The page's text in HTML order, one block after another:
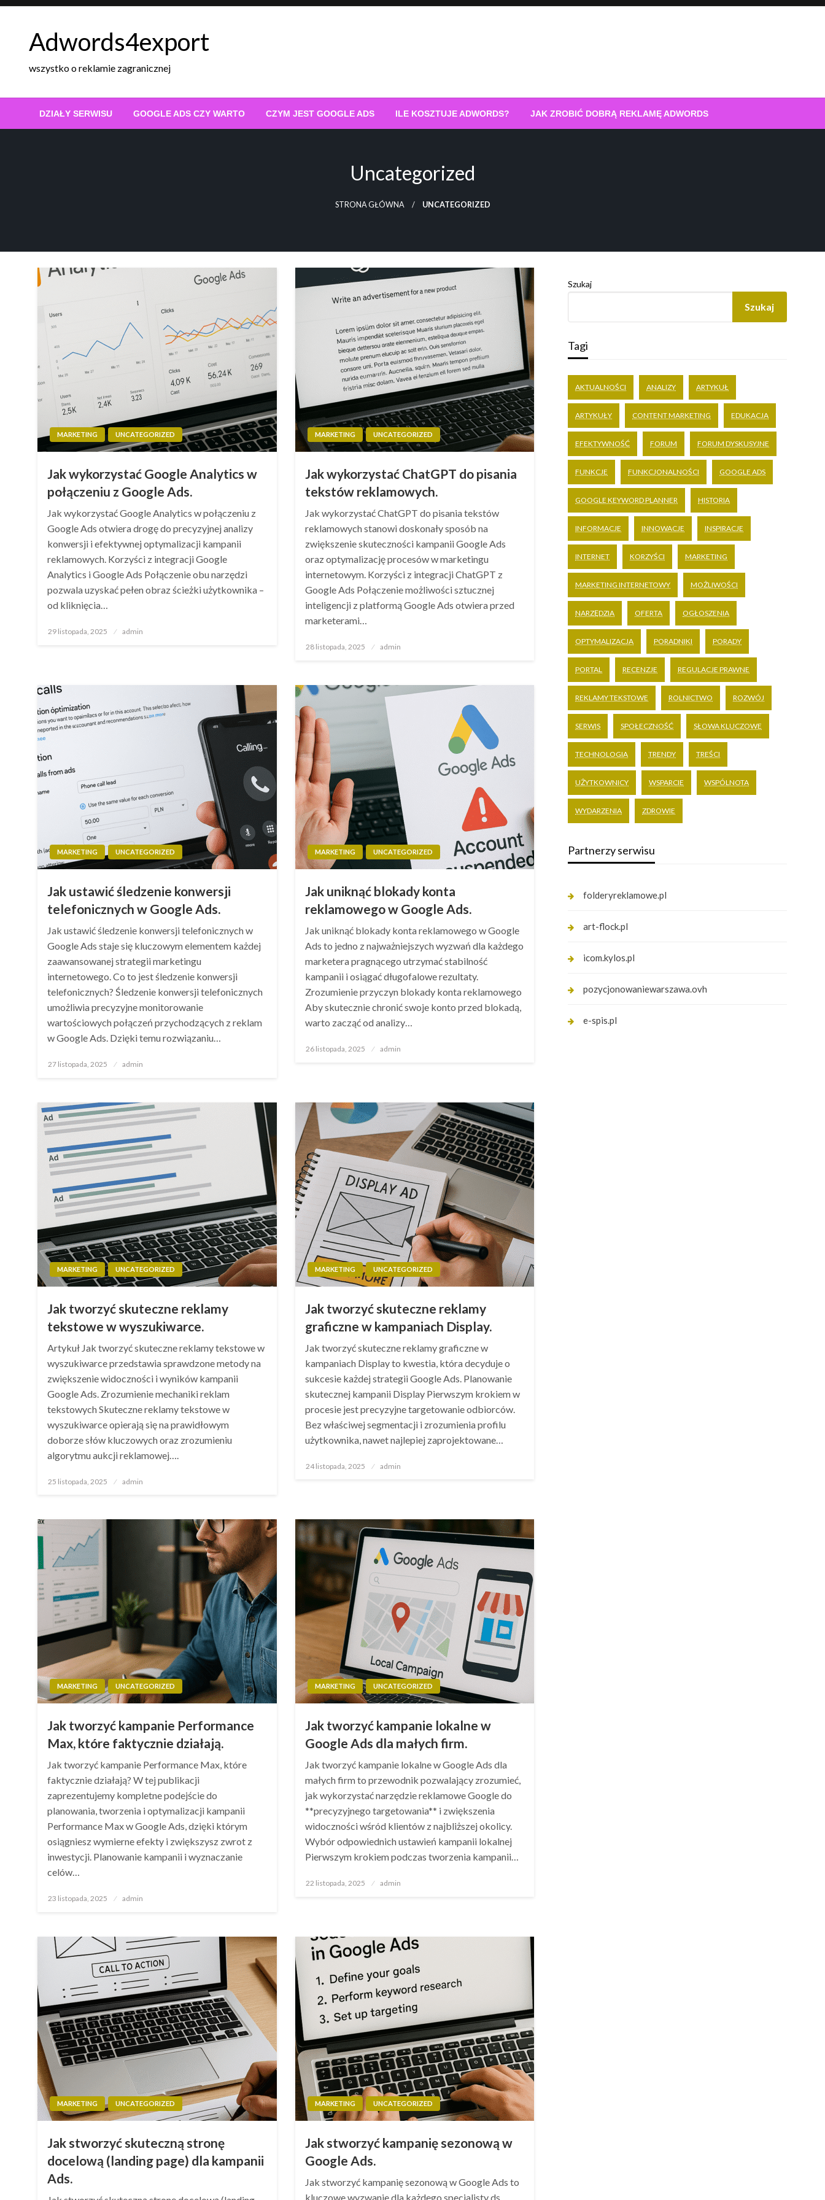
Skip
Adwords4export
wszystko o reklamie zagranicznej
DZIAŁY SERWISU GOOGLE ADS CZY WARTO CZYM JEST GOOGLE ADS ILE KOSZTUJE ADWORDS? JAK ZROBIĆ DOBRĄ REKLAMĘ ADWORDS
Uncategorized
STRONA GŁÓWNA UNCATEGORIZED
MARKETING UNCATEGORIZED
Jak wykorzystać Google Analytics w
połączeniu z Google Ads.
Jak wykorzystać Google Analytics w połączeniu z
Google Ads otwiera drogę do precyzyjnej analizy
konwersji i efektywnej optymalizacji kampanii
reklamowych. Korzyści z integracji Google
Analytics i Google Ads Połączenie obu narzędzi
pozwala uzyskać pełen obraz ścieżki użytkownika –
od kliknięcia…
Opublikowane
29 listopada, 2025 admin
MARKETING UNCATEGORIZED
Jak wykorzystać ChatGPT do pisania
tekstów reklamowych.
Jak wykorzystać ChatGPT do pisania tekstów
reklamowych stanowi doskonały sposób na
zwiększenie skuteczności kampanii Google Ads
oraz optymalizację procesów w marketingu
internetowym. Korzyści z integracji ChatGPT z
Google Ads Połączenie możliwości sztucznej
inteligencji z platformą Google Ads otwiera przed
marketerami…
Opublikowane
28 listopada, 2025 admin
MARKETING UNCATEGORIZED
Jak ustawić śledzenie konwersji
telefonicznych w Google Ads.
Jak ustawić śledzenie konwersji telefonicznych w
Google Ads staje się kluczowym elementem każdej
zaawansowanej strategii marketingu
internetowego. Co to jest śledzenie konwersji
telefonicznych? Śledzenie konwersji telefonicznych
umożliwia precyzyjne monitorowanie
wartościowych połączeń przychodzących z reklam
w Google Ads. Dzięki temu rozwiązaniu…
Opublikowane
27 listopada, 2025 admin
MARKETING UNCATEGORIZED
Jak uniknąć blokady konta
reklamowego w Google Ads.
Jak uniknąć blokady konta reklamowego w Google
Ads to jedno z najważniejszych wyzwań dla każdego
marketera pragnącego utrzymać stabilność
kampanii i osiągać długofalowe rezultaty.
Zrozumienie przyczyn blokady konta reklamowego
Aby skutecznie chronić swoje konto przed blokadą,
warto zacząć od analizy…
Opublikowane
26 listopada, 2025 admin
MARKETING UNCATEGORIZED
Jak tworzyć skuteczne reklamy
tekstowe w wyszukiwarce.
Artykuł Jak tworzyć skuteczne reklamy tekstowe w
wyszukiwarce przedstawia sprawdzone metody na
zwiększenie widoczności i wyników kampanii
Google Ads. Zrozumienie mechaniki reklam
tekstowych Skuteczne reklamy tekstowe w
wyszukiwarce opierają się na prawidłowym
doborze słów kluczowych oraz zrozumieniu
algorytmu aukcji reklamowej….
Opublikowane
25 listopada, 2025 admin
MARKETING UNCATEGORIZED
Jak tworzyć skuteczne reklamy
graficzne w kampaniach Display.
Jak tworzyć skuteczne reklamy graficzne w
kampaniach Display to kwestia, która decyduje o
sukcesie każdej strategii Google Ads. Planowanie
skutecznej kampanii Display Pierwszym krokiem w
procesie jest precyzyjne targetowanie odbiorców.
Bez właściwej segmentacji i zrozumienia profilu
użytkownika, nawet najlepiej zaprojektowane…
Opublikowane
24 listopada, 2025 admin
MARKETING UNCATEGORIZED
Jak tworzyć kampanie Performance
Max, które faktycznie działają.
Jak tworzyć kampanie Performance Max, które
faktycznie działają? W tej publikacji
zaprezentujemy kompletne podejście do
planowania, tworzenia i optymalizacji kampanii
Performance Max w Google Ads, dzięki którym
osiągniesz wymierne efekty i zwiększysz zwrot z
inwestycji. Planowanie kampanii i wyznaczanie
celów…
Opublikowane
23 listopada, 2025 admin
MARKETING UNCATEGORIZED
Jak tworzyć kampanie lokalne w
Google Ads dla małych firm.
Jak tworzyć kampanie lokalne w Google Ads dla
małych firm to przewodnik pozwalający zrozumieć,
jak wykorzystać narzędzie reklamowe Google do
**precyzyjnego targetowania** i zwiększenia
widoczności wśród klientów z najbliższej okolicy.
Wybór odpowiednich ustawień kampanii lokalnej
Pierwszym krokiem podczas tworzenia kampanii…
Opublikowane
22 listopada, 2025 admin
MARKETING UNCATEGORIZED
Jak stworzyć skuteczną stronę
docelową (landing page) dla kampanii
Ads.
MARKETING UNCATEGORIZED
Jak stworzyć kampanię sezonową w
Google Ads.
Jak stworzyć kampanię sezonową w Google Ads to
kluczowe wyzwanie dla każdego specjalisty ds.
Szukaj
Szukaj
Tagi
AKTUALNOŚCI ANALIZY ARTYKUŁ
ARTYKUŁY CONTENT MARKETING EDUKACJA
EFEKTYWNOŚĆ FORUM FORUM DYSKUSYJNE
FUNKCJE FUNKCJONALNOŚCI GOOGLE ADS
GOOGLE KEYWORD PLANNER HISTORIA
INFORMACJE INNOWACJE INSPIRACJE
INTERNET KORZYŚCI MARKETING
MARKETING INTERNETOWY MOŻLIWOŚCI
NARZĘDZIA OFERTA OGŁOSZENIA
OPTYMALIZACJA PORADNIKI PORADY
PORTAL RECENZJE REGULACJE PRAWNE
REKLAMY TEKSTOWE ROLNICTWO ROZWÓJ
SERWIS SPOŁECZNOŚĆ SŁOWA KLUCZOWE
TECHNOLOGIA TRENDY TREŚCI
UŻYTKOWNICY WSPARCIE WSPÓLNOTA
WYDARZENIA ZDROWIE
Partnerzy serwisu
folderyreklamowe.pl
art-flock.pl
icom.kylos.pl
pozycjonowaniewarszawa.ovh
e-spis.pl